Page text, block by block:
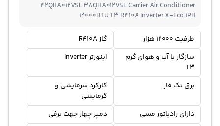
42QHA012VSL 38QHA012VSL Carrier Air Conditioner
12000BTU T3 R410A Inverter X-Eco 1PH
ظرفیت 12000 هزار
گاز R410A
سازگار با آب و هوای گرم
T3
اینورتر Inverter
برق تک فاز
کارکرد سرمایشی و
گرمایشی
دارای رادیاتور مسی
دمپر چهار جهت برقی